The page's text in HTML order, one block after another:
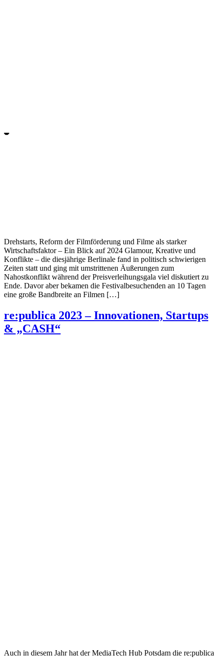
Drehstarts, Reform der Filmförderung und Filme als starker
Wirtschaftsfaktor – Ein Blick auf 2024 Glamour, Kreative und
Konflikte – die diesjährige Berlinale fand in politisch schwierigen
Zeiten statt und ging mit umstrittenen Äußerungen zum
Nahostkonflikt während der Preisverleihungsgala viel diskutiert zu
Ende. Davor aber bekamen die Festivalbesuchenden an 10 Tagen
eine große Bandbreite an Filmen […]
re:publica 2023 – Innovationen, Startups
& „CASH“
Auch in diesem Jahr hat der MediaTech Hub Potsdam die re:publica